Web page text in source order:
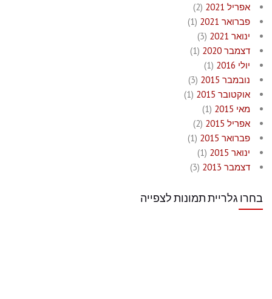
אפריל 2021
(2)
פברואר 2021
(1)
ינואר 2021
(3)
דצמבר 2020
(1)
יולי 2016
(1)
נובמבר 2015
(3)
אוקטובר 2015
(1)
מאי 2015
(1)
אפריל 2015
(2)
פברואר 2015
(1)
ינואר 2015
(1)
דצמבר 2013
(3)
בחרו גלריית תמונות לצפייה